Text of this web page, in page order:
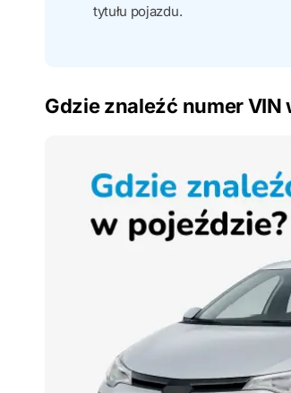
tytułu pojazdu.
Gdzie znaleźć numer VIN